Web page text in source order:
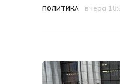
Категория
ПОЛИТИКА
Дата вчера